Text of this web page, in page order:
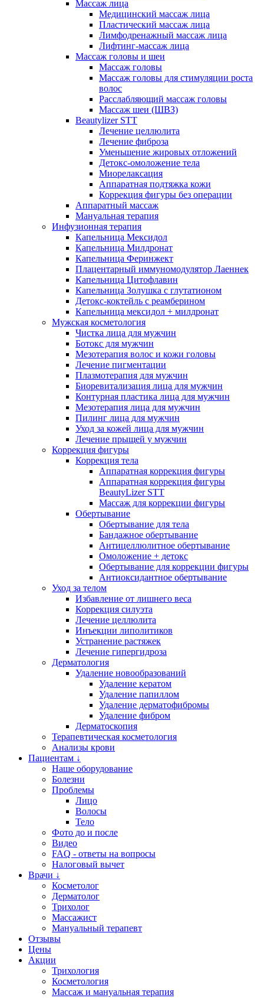
Массаж лица
Медицинский массаж лица
Пластический массаж лица
Лимфодренажный массаж лица
Лифтинг-массаж лица
Массаж головы и шеи
Массаж головы
Массаж головы для стимуляции роста
волос
Расслабляющий массаж головы
Массаж шеи (ШВЗ)
Beautylizer STT
Лечение целлюлита
Лечение фиброза
Уменьшение жировых отложений
Детокс-омоложение тела
Миорелаксация
Аппаратная подтяжка кожи
Коррекция фигуры без операции
Аппаратный массаж
Мануальная терапия
Инфузионная терапия
Капельница Мексидол
Капельница Милдронат
Капельница Феринжект
Плацентарный иммуномодулятор Лаеннек
Капельница Цитофлавин
Капельница Золушка с глутатионом
Детокс-коктейль с реамберином
Капельница мексидол + милдронат
Мужская косметология
Чистка лица для мужчин
Ботокс для мужчин
Мезотерапия волос и кожи головы
Лечение пигментации
Плазмотерапия для мужчин
Биоревитализация лица для мужчин
Контурная пластика лица для мужчин
Мезотерапия лица для мужчин
Пилинг лица для мужчин
Уход за кожей лица для мужчин
Лечение прыщей у мужчин
Коррекция фигуры
Коррекция тела
Аппаратная коррекция фигуры
Аппаратная коррекция фигуры
BeautyLizer STT
Массаж для коррекции фигуры
Обертывание
Обертывание для тела
Бандажное обертывание
Антицеллюлитное обертывание
Омоложение + детокс
Обертывание для коррекции фигуры
Антиоксидантное обертывание
Уход за телом
Избавление от лишнего веса
Коррекция силуэта
Лечение целлюлита
Инъекции липолитиков
Устранение растяжек
Лечение гипергидроза
Дерматология
Удаление новообразований
Удаление кератом
Удаление папиллом
Удаление дерматофибромы
Удаление фибром
Дерматоскопия
Терапевтическая косметология
Анализы крови
Пациентам ↓
Наше оборудование
Болезни
Проблемы
Лицо
Волосы
Тело
Фото до и после
Видео
FAQ - ответы на вопросы
Налоговый вычет
Врачи ↓
Косметолог
Дерматолог
Трихолог
Массажист
Мануальный терапевт
Отзывы
Цены
Акции
Трихология
Косметология
Массаж и мануальная терапия